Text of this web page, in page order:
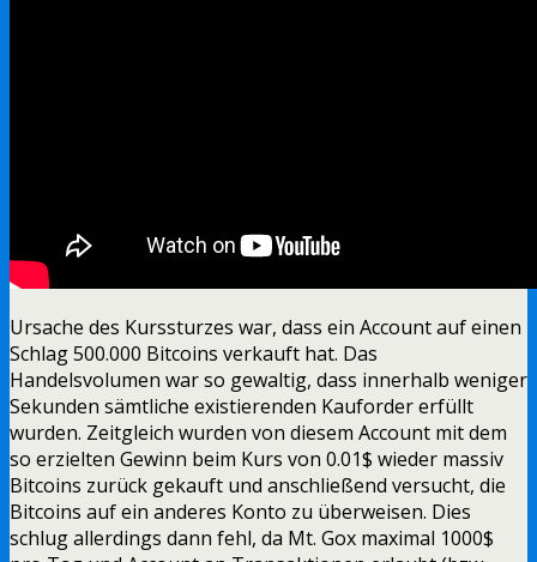
Ursache des Kurssturzes war, dass ein Account auf einen
Schlag 500.000 Bitcoins verkauft hat. Das
Handelsvolumen war so gewaltig, dass innerhalb weniger
Sekunden sämtliche existierenden Kauforder erfüllt
wurden. Zeitgleich wurden von diesem Account mit dem
so erzielten Gewinn beim Kurs von 0.01$ wieder massiv
Bitcoins zurück gekauft und anschließend versucht, die
Bitcoins auf ein anderes Konto zu überweisen. Dies
schlug allerdings dann fehl, da Mt. Gox maximal 1000$